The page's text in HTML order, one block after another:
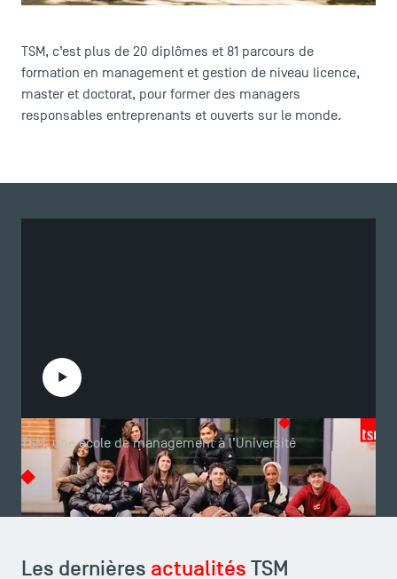
Le corps professoral
Accréditations
TSM, c’est plus de 20 diplômes et 81 parcours de
formation en management et gestion de niveau licence,
master et doctorat, pour former des managers
responsables entreprenants et ouverts sur le monde.
TSM, une école de management à l’Université
Lire la vidéo
Les dernières actualités TSM